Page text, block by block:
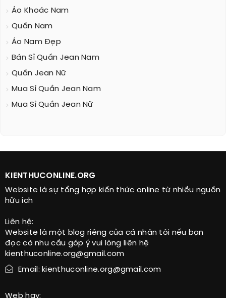
Áo Khoác Nam
Quần Nam
Áo Nam Đẹp
Bán Sỉ Quần Jean Nam
Quần Jean Nữ
Mua Sỉ Quần Jean Nam
Mua Sỉ Quần Jean Nữ
KIENTHUCONLINE.ORG
Website là sự tổng hợp kiến thức online từ nhiều nguồn
hữu ích
Liên hệ:
Website là một blog riêng của cá nhân tôi nếu bạn
đọc có nhu cầu góp ý vui lòng liên hệ
kienthuconline.org@gmail.com
Email: kienthuconline.org@gmail.com
Web hay: